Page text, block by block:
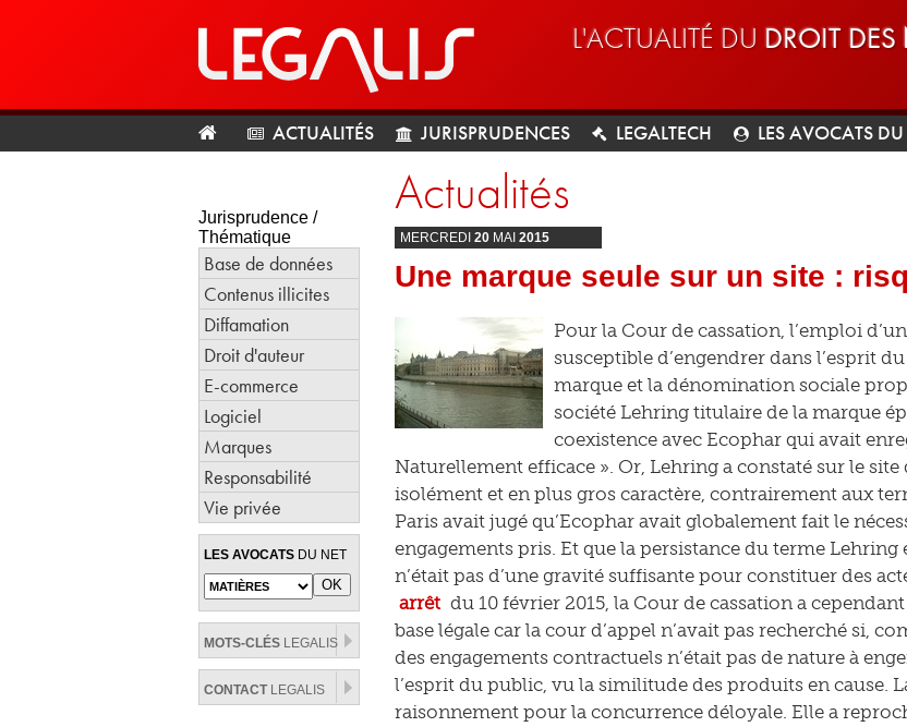
L'ACTUALITÉ DU DROIT DES
ACTUALITÉS JURISPRUDENCES LEGALTECH LES AVOCATS
Jurisprudence /
Thématique
Base de données
Contenus illicites
Diffamation
Droit d'auteur
E-commerce
Logiciel
Marques
Responsabilité
Vie privée
LES AVOCATS DU NET
MOTS-CLÉS LEGALIS
CONTACTLEGALIS
Actualités
MERCREDI 20 MAI 2015
Une marque seule sur un site :
Pour la Cour de cassation, l’emploi
susceptible d’engendrer dans l’esprit
marque et la dénomination sociale
société Lehring titulaire de la marque
coexistence avec Ecophar qui avait
Naturellement efficace ». Or, Lehring a constaté sur le
isolément et en plus gros caractère, contrairement aux
Paris avait jugé qu’Ecophar avait globalement fait le
engagements pris. Et que la persistance du terme Lehring
n’était pas d’une gravité suffisante pour constituer des
arrêt du 10 février 2015, la Cour de cassation a
base légale car la cour d’appel n’avait pas recherché si,
des engagements contractuels n’était pas de nature à
l’esprit du public, vu la similitude des produits en cause.
raisonnement pour la concurrence déloyale. Elle a